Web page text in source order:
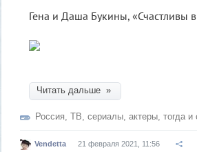
Гена и Даша Букины, «Счастливы
Читать дальше »
Россия, ТВ, сериалы, актеры, тогда и
Vendetta 21 февраля 2021, 11:56